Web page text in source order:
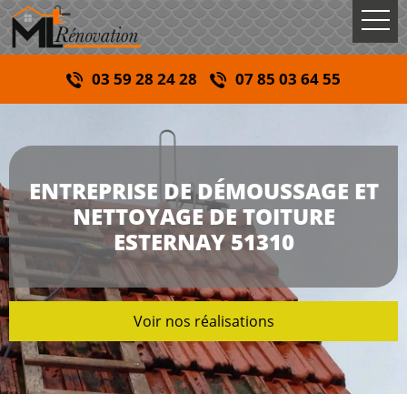
03 59 28 24 28 07 85 03 64 55
ENTREPRISE DE DÉMOUSSAGE ET
NETTOYAGE DE TOITURE
ESTERNAY 51310
Voir nos réalisations